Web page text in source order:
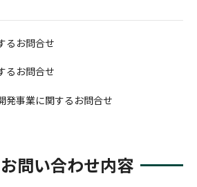
るお問合せ
るお問合せ
発事業に関するお問合せ
問い合わせ内容